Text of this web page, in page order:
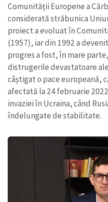
Trimite o informație
in English
Comunității Europene a
considerată străbunica
proiect a evoluat în
(1957), iar din 1992 a
progres a fost, în mare
distrugerile devastatoare
câștigat o pace europeană,
afectată la 24 februarie
invaziei în Ucraina, când
îndelungate de stabilitate.